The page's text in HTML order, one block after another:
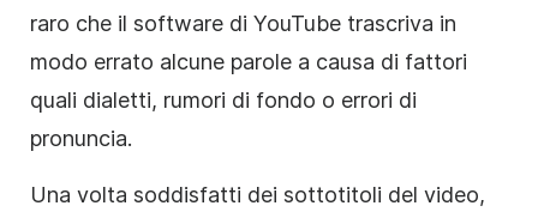
raro che il software di YouTube trascriva in
modo errato alcune parole a causa di fattori
quali dialetti, rumori di fondo o errori di
pronuncia.
Una volta soddisfatti dei sottotitoli del video,